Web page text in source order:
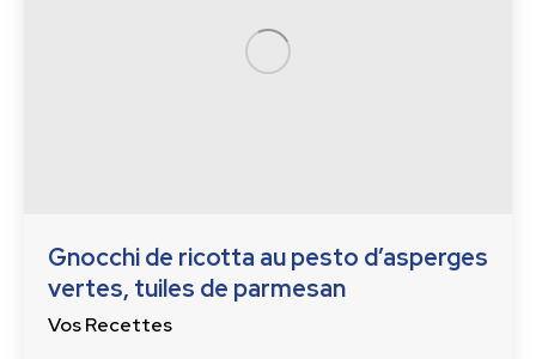
Gnocchi de ricotta au pesto d’asperges
vertes, tuiles de parmesan
Vos Recettes